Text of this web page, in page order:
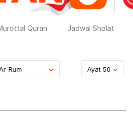
Quran Jadwal Sholat
Rum Ayat 50